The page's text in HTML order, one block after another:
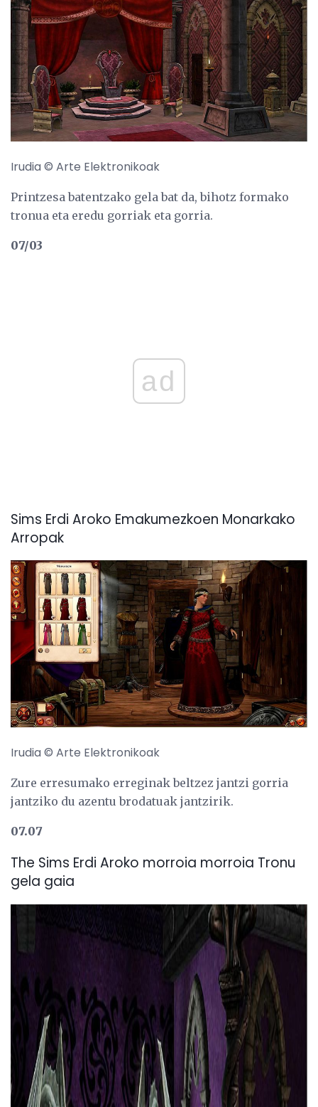
Irudia © Arte Elektronikoak
Printzesa batentzako gela bat da, bihotz formako
tronua eta eredu gorriak eta gorria.
07/03
ad
Sims Erdi Aroko Emakumezkoen Monarkako
Arropak
Irudia © Arte Elektronikoak
Zure erresumako erreginak beltzez jantzi gorria
jantziko du azentu brodatuak jantzirik.
07.07
The Sims Erdi Aroko morroia morroia Tronu
gela gaia